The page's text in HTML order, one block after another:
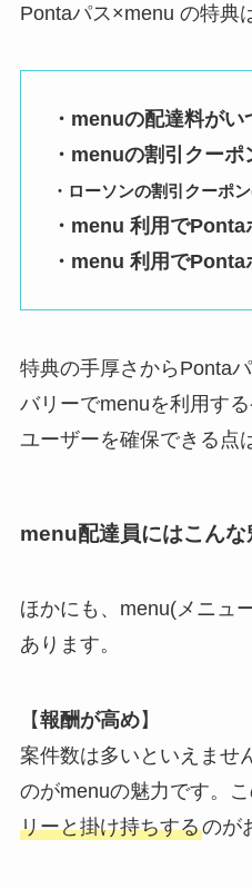
Pontaパス×menu の特典
・menuの配達料がい
・menuの割引クーポ
・ローソンの割引クーポ
・menu 利用で
・menu 利用で
特典の手厚さからPonta
バリーでmenuを利用す
ユーザーを確保できる点
menu配達員にはこんな
ほかにも、menu(メニュ
あります。
【報酬が高め】
案件数は多いといえませ
のがmenuの魅力です。
リーと掛け持ちするのが